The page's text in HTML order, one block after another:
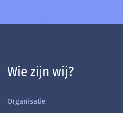
Wie zijn wij?
Organisatie